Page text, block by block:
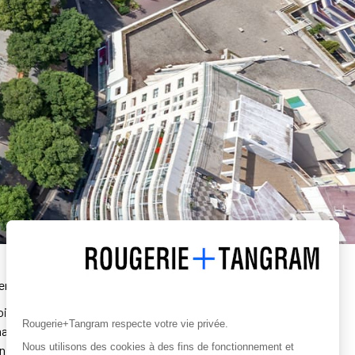
forte constituent les enjeux majeurs de ce projet.
vient apporter une nouvelle convivialité : ombrage,
type de déplacements – piétons, 2 roues, véhicules-
avec les terrasses, les édicules, les arbres et le
Rougerie+Tangram respecte votre vie privée.
Nous utilisons des cookies à des fins de fonctionnement et